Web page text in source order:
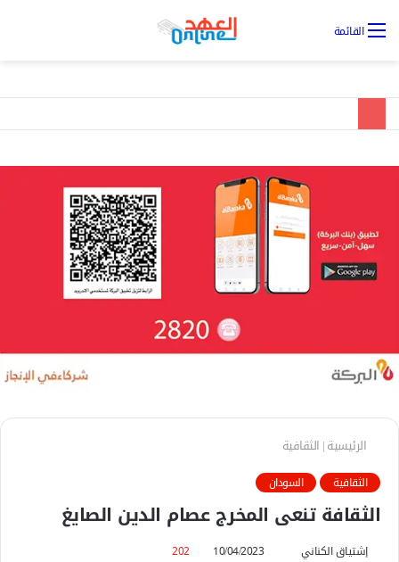
القائمة
الرئيسية| الثقافية
الثقافية السودان
الثقافة تنعى المخرج عصام الدين الصايغ
إشتياق الكناني 10/04/2023
202